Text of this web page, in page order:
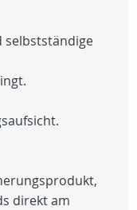
selbstständige
direkt am